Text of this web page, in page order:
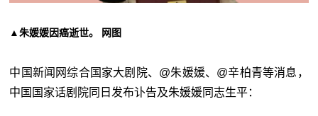
▲朱媛媛因癌逝世。 网图
中国新闻网综合国家大剧院、@朱媛媛、@辛柏青等消息，
中国国家话剧院同日发布讣告及朱媛媛同志生平：